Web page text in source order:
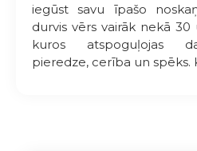
iegūst savu īpašo
durvis vērs vairāk nekā 30
kuros atspoguļojas
pieredze, cerība un spēks.